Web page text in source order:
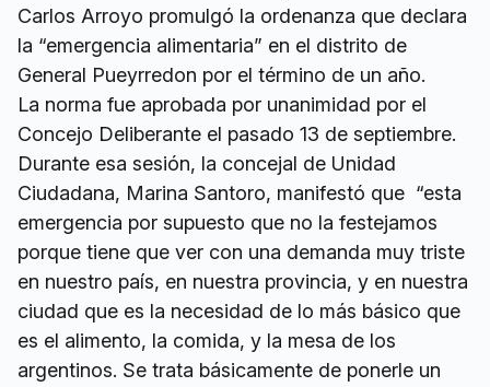
Carlos Arroyo promulgó la ordenanza que declara
la “emergencia alimentaria” en el distrito de
General Pueyrredon por el término de un año.
La norma fue aprobada por unanimidad por el
Concejo Deliberante el pasado 13 de septiembre.
Durante esa sesión, la concejal de Unidad
Ciudadana, Marina Santoro, manifestó que “esta
emergencia por supuesto que no la festejamos
porque tiene que ver con una demanda muy triste
en nuestro país, en nuestra provincia, y en nuestra
ciudad que es la necesidad de lo más básico que
es el alimento, la comida, y la mesa de los
argentinos. Se trata básicamente de ponerle un